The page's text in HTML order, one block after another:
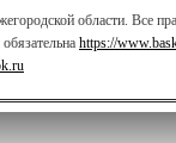
области. Все
https://